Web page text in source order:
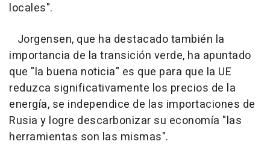
locales".
Jorgensen, que ha destacado también la
importancia de la transición verde, ha apuntado
que "la buena noticia" es que para que la UE
reduzca significativamente los precios de la
energía, se independice de las importaciones de
Rusia y logre descarbonizar su economía "las
herramientas son las mismas".